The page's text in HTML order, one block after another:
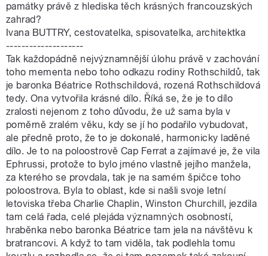
památky právě z hlediska těch krásných francouzských
zahrad?
Ivana BUTTRY, cestovatelka, spisovatelka, architektka
--------------------
Tak každopádně nejvýznamnější úlohu právě v zachování
toho mementa nebo toho odkazu rodiny Rothschildů, tak
je baronka Béatrice Rothschildová, rozená Rothschildová
tedy. Ona vytvořila krásné dílo. Říká se, že je to dílo
zralosti nejenom z toho důvodu, že už sama byla v
poměrně zralém věku, kdy se jí ho podařilo vybudovat,
ale předně proto, že to je dokonalé, harmonicky laděné
dílo. Je to na poloostrově Cap Ferrat a zajímavé je, že vila
Ephrussi, protože to bylo jméno vlastně jejího manžela,
za kterého se provdala, tak je na samém špičce toho
poloostrova. Byla to oblast, kde si našli svoje letní
letoviska třeba Charlie Chaplin, Winston Churchill, jezdila
tam celá řada, celé plejáda významných osobností,
hraběnka nebo baronka Béatrice tam jela na návštěvu k
bratrancovi. A když to tam viděla, tak podlehla tomu